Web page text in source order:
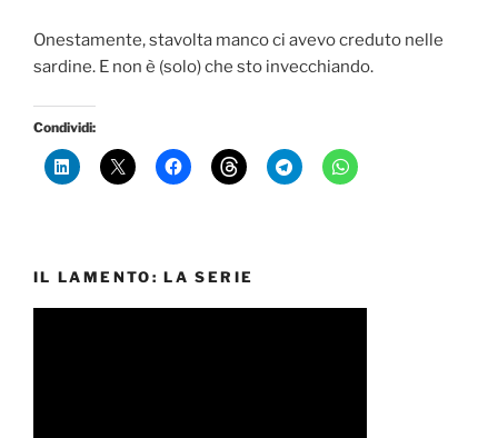
Onestamente, stavolta manco ci avevo creduto nelle
sardine. E non è (solo) che sto invecchiando.
Condividi:
IL LAMENTO: LA SERIE